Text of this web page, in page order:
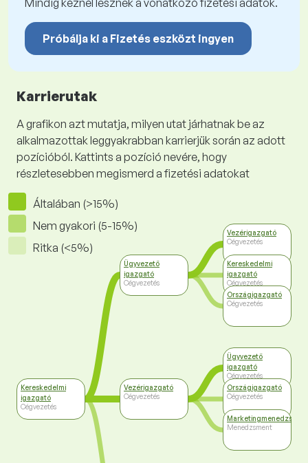
Mindig kéznél lesznek a vonatkozó fizetési adatok.
Próbálja ki a Fizetés eszközt ingyen
Karrierutak
A grafikon azt mutatja, milyen utat járhatnak be az
alkalmazottak leggyakrabban karrierjük során az adott
pozícióból. Kattints a pozíció nevére, hogy
részletesebben megismerd a fizetési adatokat
Általában (>15%)
Nem gyakori (5-15%)
Ritka (<5%)
Kereskedelmi
igazgató
Cégvezetés
Ügyvezető
igazgató
Cégvezetés
Vezérigazgató
Cégvezetés
Vezérigazgató
Cégvezetés
Kereskedelmi
igazgató
Cégvezetés
Országigazgató
Cégvezetés
Ügyvezető
igazgató
Cégvezetés
Országigazgató
Cégvezetés
Marketingmenedzser
Menedzsment